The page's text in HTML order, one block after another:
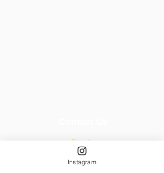
Email:
yukainamorinoko@hotmail.com
Instagram